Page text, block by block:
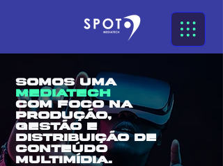
SOMOS UMA
MEDIATECH
COM FOCO NA
PRODUÇÃO,
GESTÃO E
DISTRIBUIÇÃO DE
CONTEÚDO
MULTIMÍDIA.